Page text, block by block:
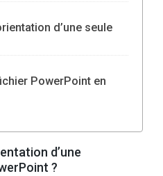
d’une seule
PowerPoint en
d’une
?